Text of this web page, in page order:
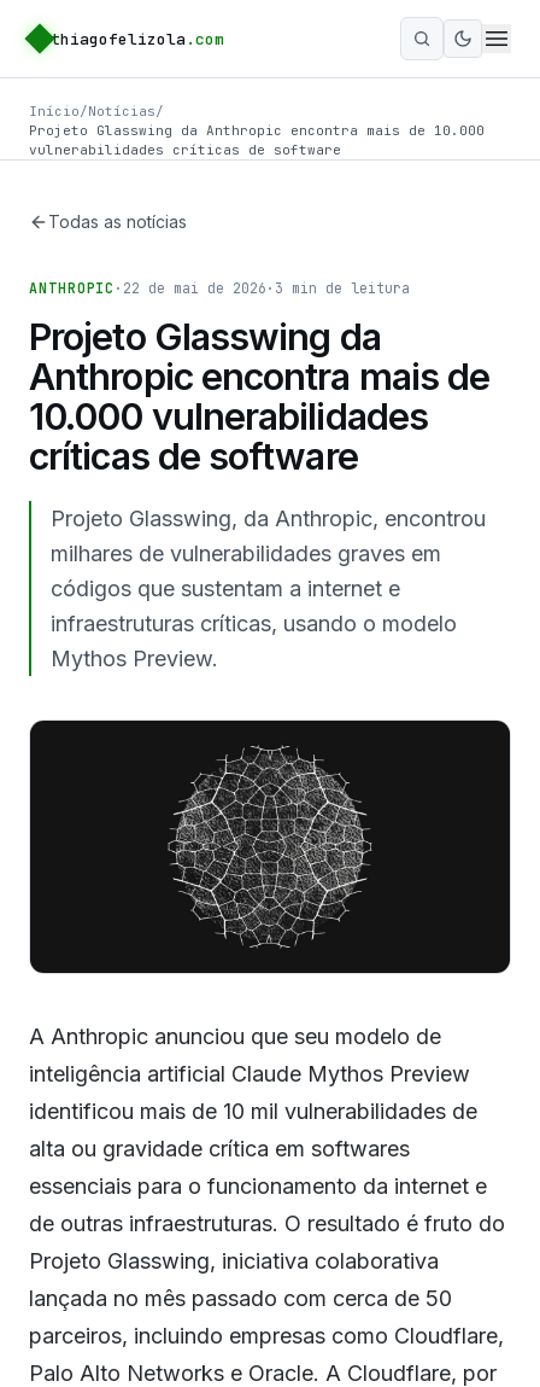
thiagofelizola .com
Ativar
Início/Notícias/
Projeto Glasswing da Anthropic encontra mais de 10.000
vulnerabilidades críticas de software
Todas as notícias
ANTHROPIC · 22 de mai de 2026 · 3 min de leitura
Projeto Glasswing da
Anthropic encontra mais de
10.000 vulnerabilidades
críticas de software
Projeto Glasswing, da Anthropic, encontrou
milhares de vulnerabilidades graves em
códigos que sustentam a internet e
infraestruturas críticas, usando o modelo
Mythos Preview.
A Anthropic anunciou que seu modelo de
inteligência artificial Claude Mythos Preview
identificou mais de 10 mil vulnerabilidades de
alta ou gravidade crítica em softwares
essenciais para o funcionamento da internet e
de outras infraestruturas. O resultado é fruto do
Projeto Glasswing, iniciativa colaborativa
lançada no mês passado com cerca de 50
parceiros, incluindo empresas como Cloudflare,
Palo Alto Networks e Oracle. A Cloudflare, por